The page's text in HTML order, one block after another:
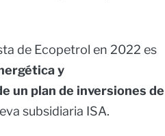
de Ecopetrol en 2022 es
y
un plan de inversiones de
subsidiaria ISA.